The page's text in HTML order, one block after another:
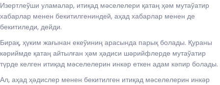
Изертлеўши уламалар, итиқад мәселелери қатаң ҳәм мутаўатир
хабарлар менен бекитилгениндей, аҳад хабарлар менен де
бекитиледи, дейди.
Бирақ, ҳүким жағынан екеўиниң арасында парық болады. Қураны
кәриймде қатаң айтылған ҳәм ҳәдиси шәрийфлерде мутаўатир
түрде келген итиқад мәселелерин инкәр еткен адам кәпир болады.
Ал, аҳад ҳәдислер менен бекитилген итиқад мәселелерин инкәр